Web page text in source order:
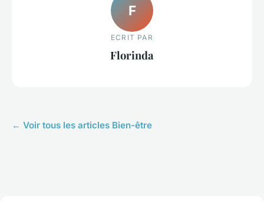
F
ECRIT PAR
Florinda
← Voir tous les articles Bien-être